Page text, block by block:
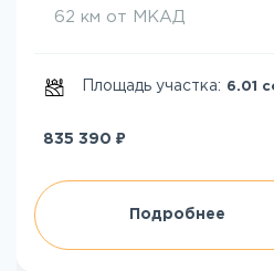
62 км от МКАД
Площадь участка: 6.01
835 390 ₽
Подробнее